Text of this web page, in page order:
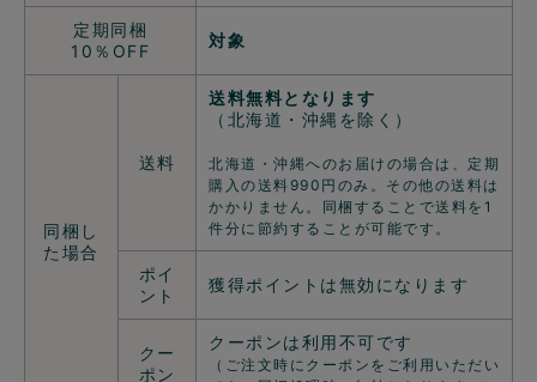
定期同梱
10％OFF
対象
同梱し
た場合
送料
送料無料となります
（北海道・沖縄を除く）
北海道・沖縄へのお届けの場合は、定期
購入の送料990円のみ。その他の送料は
かかりません。同梱することで送料を1
件分に節約することが可能です。
ポイ
ント
獲得ポイントは無効になります
クー
ポン
クーポンは利用不可です
（ご注文時にクーポンをご利用いただい